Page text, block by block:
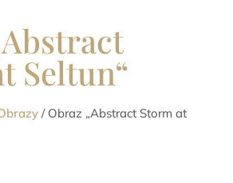
Seltun“
/ Obraz „Abstract Storm at